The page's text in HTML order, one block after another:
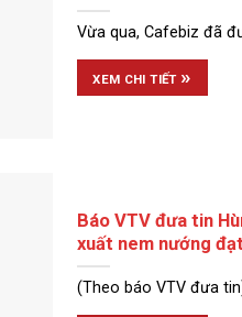
Vừa qua, Cafebiz đã
XEM CHI TIẾT »
Báo VTV đưa tin
xuất nem nướng
(Theo báo VTV đưa